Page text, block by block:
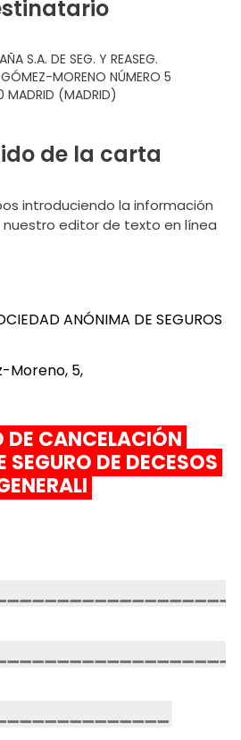
S.A. DE SEG. Y REASEG.
MORENO NÚMERO 5
MADRID (MADRID)
de la carta
introduciendo la información
editor de texto en línea
ANÓNIMA DE SEGUROS
Moreno, 5,
DE CANCELACIÓN
DE DECESOS